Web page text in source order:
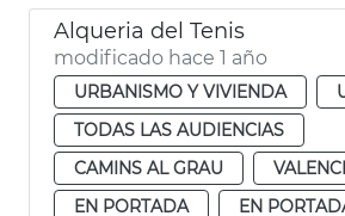
Alqueria del Tenis
modificado hace 1 año
URBANISMO Y VIVIENDA
TODAS LAS AUDIENCIAS
CAMINS AL GRAU
EN PORTADA
EN